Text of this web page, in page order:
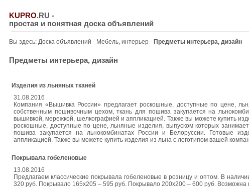
KUPRO.RU -
простая и понятная доска объявлений
Вы здесь: Доска объявлений - Мебель, интерьер - Предметы интерьера, дизайн
Предметы интерьера, дизайн
Изделия из льняных тканей
31.08.2016
Компания «Вышивка России» предлагает роскошные, доступные по цене,
собственным пошивочным цехом, ткань для пошива закупается на
вышивкой, мережкой, шелкографией и аппликацией. Также вы можете купить
роскошные, доступные по цене, льняные изделия, выпуском которых
пошива закупается на льнокомбинатах России и Белоруссии. Готовые
аппликацией. Также вы можете купить изделия из льна с логотипом вашей
Покрывала гобеленовые
13.08.2016
Предлагаем классические покрывала гобеленовые в розницу и оптом. В
320 руб. Покрывало 165х205 – 595 руб. Покрывало 200х200 – 600 руб. Возможна